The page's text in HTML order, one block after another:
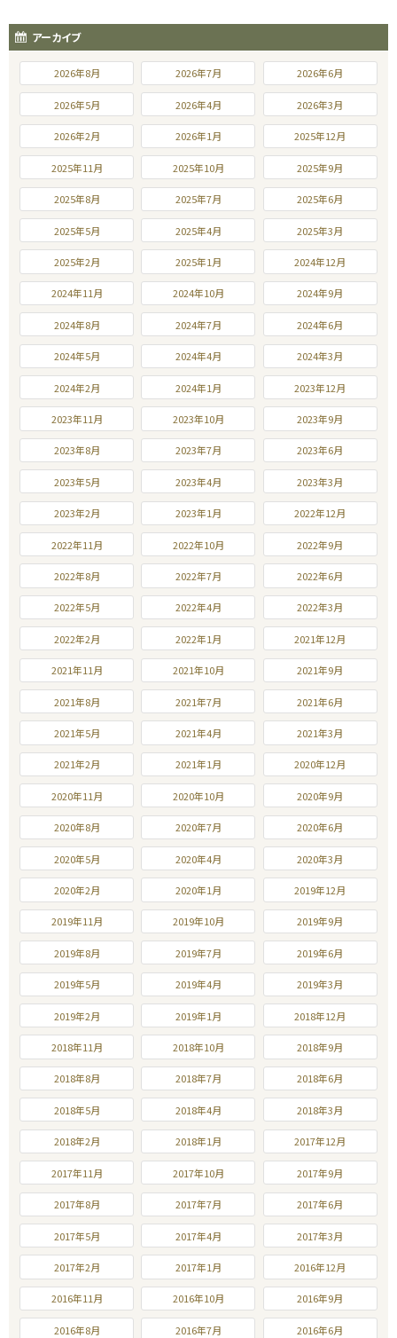
アーカイブ
2026年8月 2026年7月 2026年6月
2026年5月 2026年4月 2026年3月
2026年2月 2026年1月 2025年12月
2025年11月 2025年10月 2025年9月
2025年8月 2025年7月 2025年6月
2025年5月 2025年4月 2025年3月
2025年2月 2025年1月 2024年12月
2024年11月 2024年10月 2024年9月
2024年8月 2024年7月 2024年6月
2024年5月 2024年4月 2024年3月
2024年2月 2024年1月 2023年12月
2023年11月 2023年10月 2023年9月
2023年8月 2023年7月 2023年6月
2023年5月 2023年4月 2023年3月
2023年2月 2023年1月 2022年12月
2022年11月 2022年10月 2022年9月
2022年8月 2022年7月 2022年6月
2022年5月 2022年4月 2022年3月
2022年2月 2022年1月 2021年12月
2021年11月 2021年10月 2021年9月
2021年8月 2021年7月 2021年6月
2021年5月 2021年4月 2021年3月
2021年2月 2021年1月 2020年12月
2020年11月 2020年10月 2020年9月
2020年8月 2020年7月 2020年6月
2020年5月 2020年4月 2020年3月
2020年2月 2020年1月 2019年12月
2019年11月 2019年10月 2019年9月
2019年8月 2019年7月 2019年6月
2019年5月 2019年4月 2019年3月
2019年2月 2019年1月 2018年12月
2018年11月 2018年10月 2018年9月
2018年8月 2018年7月 2018年6月
2018年5月 2018年4月 2018年3月
2018年2月 2018年1月 2017年12月
2017年11月 2017年10月 2017年9月
2017年8月 2017年7月 2017年6月
2017年5月 2017年4月 2017年3月
2017年2月 2017年1月 2016年12月
2016年11月 2016年10月 2016年9月
2016年8月 2016年7月 2016年6月